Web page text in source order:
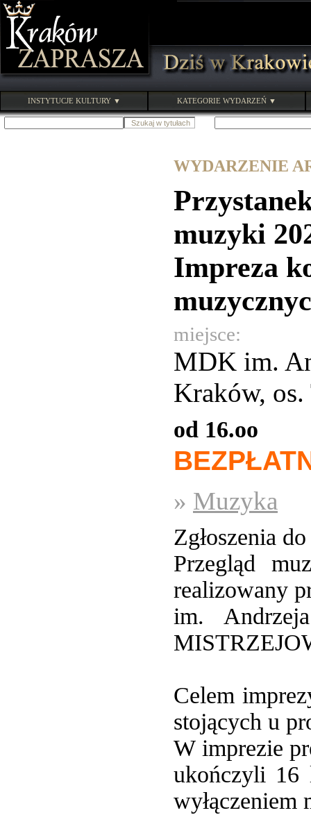
INSTYTUCJE KULTURY ▼ KATEGORIE WYDARZEŃ ▼
WYDARZENIE
muzyki
Impreza
miejsce:
MDK im.
Kraków,
od 16.oo
» Muzyka
Zgłoszenia
Przegląd
realizowany
im.
Celem
stojących u
W imprezie
ukończyli 16